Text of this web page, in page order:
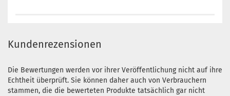
Kundenrezensionen
Die Bewertungen werden vor ihrer Veröffentlichung nicht auf ihre
Echtheit überprüft. Sie können daher auch von Verbrauchern
stammen, die die bewerteten Produkte tatsächlich gar nicht